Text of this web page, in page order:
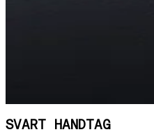
SVART HANDTAG